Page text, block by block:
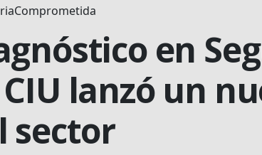
en
CIU lanzó un
sector